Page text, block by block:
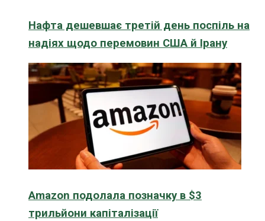
Нафта дешевшає третій день поспіль на
надіях щодо перемовин США й Ірану
Amazon подолала позначку в $3
трильйони капіталізації